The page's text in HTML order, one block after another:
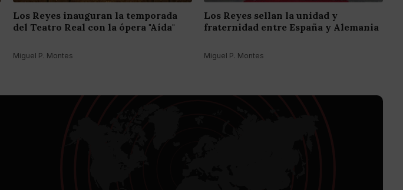
Los Reyes inauguran la temporada
del Teatro Real con la ópera "Aída"
Miguel P. Montes
Los Reyes sellan la unidad y
fraternidad entre España y Alemania
Miguel P. Montes